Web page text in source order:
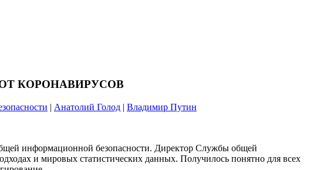
КОРОНАВИРУСОВ
| Анатолий Голод | Владимир Путин
информационной безопасности. Директор Службы общей
и мировых статистических данных. Получилось понятно для всех